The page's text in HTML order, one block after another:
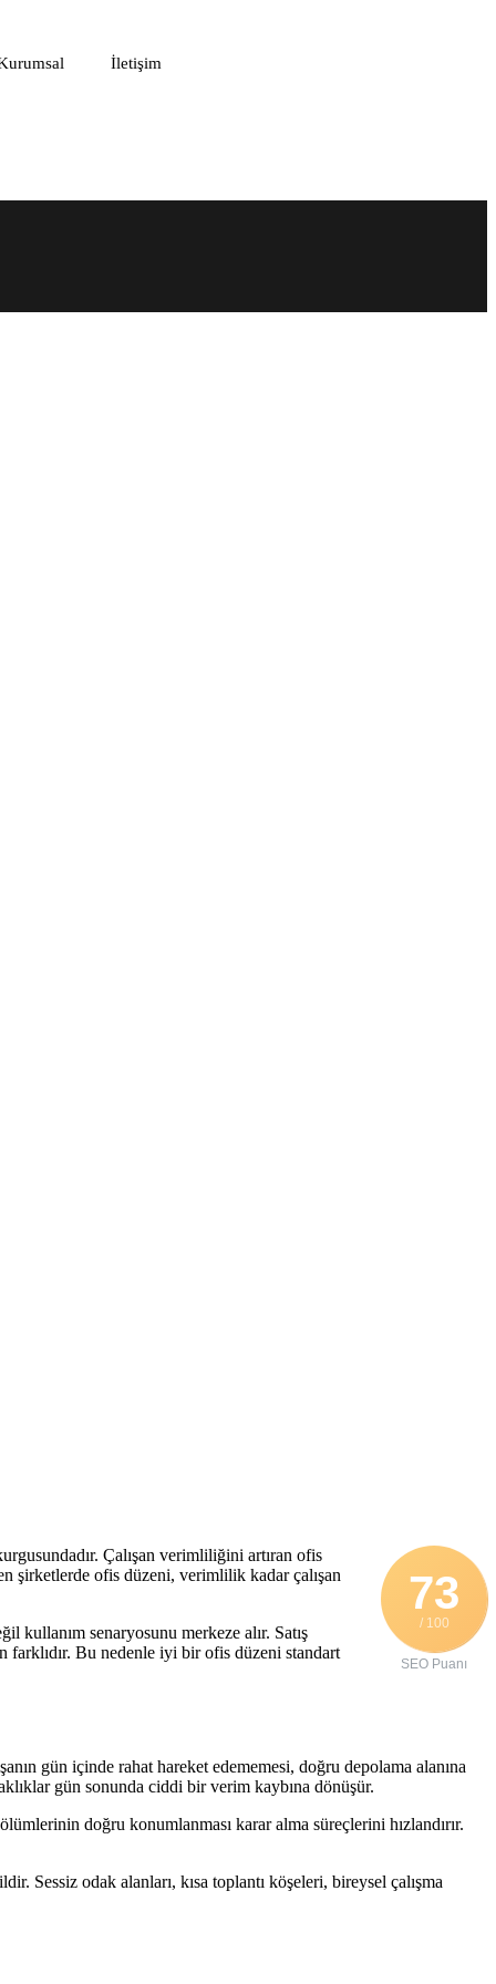
İletişim
73
/ 100
SEO Puanı
Çalışan verimliliğini artıran ofis
şirketlerde ofis düzeni, verimlilik kadar çalışan
kullanım senaryosunu merkeze alır. Satış
Bu nedenle iyi bir ofis düzeni standart
gün içinde rahat hareket edememesi, doğru depolama alanına
gün sonunda ciddi bir verim kaybına dönüşür.
doğru konumlanması karar alma süreçlerini hızlandırır.
Sessiz odak alanları, kısa toplantı köşeleri, bireysel çalışma